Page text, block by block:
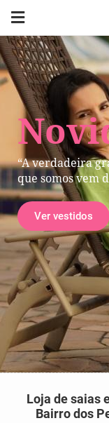
“A verdadeira
que somos vem
Ver vestidos
Loja de saias
Bairro dos